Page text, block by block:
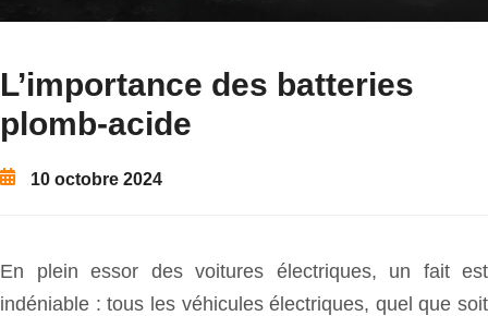
L’importance des batteries
plomb-acide
10 octobre 2024
En plein essor des voitures électriques, un fait est
indéniable : tous les véhicules électriques, quel que soit